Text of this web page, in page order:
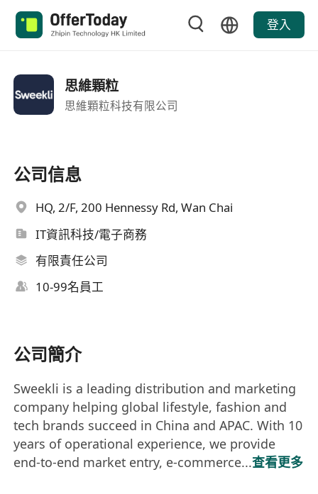
登入
思維顆粒
思維顆粒科技有限公司
公司信息
HQ, 2/F, 200 Hennessy Rd, Wan Chai
IT資訊科技/電子商務
有限責任公司
10-99名員工
公司簡介
Sweekli is a leading distribution and marketing
company helping global lifestyle, fashion and
tech brands succeed in China and APAC. With 10
years of operational experience, we provide
end-to-end market entry, e-commerce...查看更多